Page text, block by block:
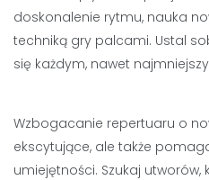
doskonalenie rytmu, nauka
techniką gry palcami. Ustal
się każdym, nawet
Wzbogacanie repertuaru o
ekscytujące, ale także
umiejętności. Szukaj utworów,